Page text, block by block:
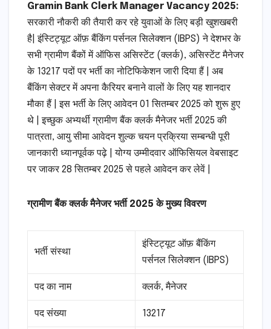
Gramin Bank Clerk Manager Vacancy 2025:
सरकारी नौकरी की तैयारी कर रहे युवाओं के लिए बड़ी खुशखबरी
है| इंस्टिट्यूट ऑफ़ बैंकिंग पर्सनल सिलेक्शन (IBPS) ने देशभर के
सभी ग्रामीण बैंकों में ऑफिस असिस्टेंट (क्लर्क), असिस्टेंट मैनेजर
के 13217 पदों पर भर्ती का नोटिफिकेशन जारी दिया हैं | अब
बैंकिंग सेक्टर में अपना कैरियर बनाने वालों के लिए यह शानदार
मौका हैं | इस भर्ती के लिए आवेदन 01 सितम्बर 2025 को शुरू हुए
थे | इच्छुक अभ्यर्थी ग्रामीण बैंक क्लर्क मैनेजर भर्ती 2025 की
पात्रता, आयु सीमा आवेदन शुल्क चयन प्रक्रिया सम्बन्धी पूरी
जानकारी ध्यानपूर्वक पढ़े | योग्य उम्मीदवार ऑफिसियल वेबसाइट
पर जाकर 28 सितम्बर 2025 से पहले आवेदन कर लेवें |
ग्रामीण बैंक क्लर्क मैनेजर भर्ती 2025 के मुख्य विवरण
भर्ती संस्था
इंस्टिट्यूट ऑफ़ बैंकिंग
पर्सनल सिलेक्शन (IBPS)
पद का नाम क्लर्क, मैनेजर
पद संख्या 13217